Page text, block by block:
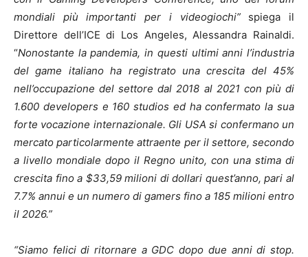
mondiali più importanti per i videogiochi”spiega il
Direttore dell’ICE di Los Angeles, Alessandra Rainaldi.
“Nonostante la pandemia, in questi ultimi anni l’industria
del game italiano ha registrato una crescita del 45%
nell’occupazione del settore dal 2018 al 2021 con più di
1.600 developers e 160 studios ed ha confermato la sua
forte vocazione internazionale. Gli USA si confermano un
mercato particolarmente attraente per il settore, secondo
a livello mondiale dopo il Regno unito, con una stima di
crescita fino a $33,59 milioni di dollari quest’anno, pari al
7.7% annui e un numero di gamers fino a 185 milioni entro
il 2026.”
“Siamo felici di ritornare a GDC dopo due anni di stop.